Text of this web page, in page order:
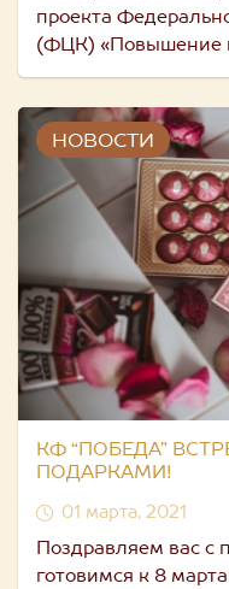
проекта
(ФЦК) «Повышение
НОВОСТИ
КФ “ПОБЕДА”
ПОДАРКАМИ!
01 марта, 2021
Поздравляем вас
готовимся к 8